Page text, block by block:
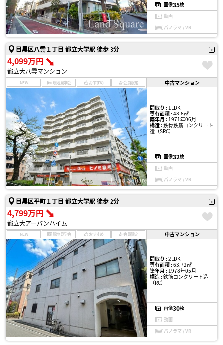
画像35枚
動画
パノラマ / VR
目黒区八雲１丁目 都立大学駅 徒歩 3分
4,099万円
都立大八雲マンション
NEW 現地見学会 おすすめ 会員限定 中古マンション
間取り :1LDK
専有面積 :48.6㎡
築年月 :1971年06月
構造 :鉄骨鉄筋コンクリート
造（SRC）
画像32枚
動画
パノラマ / VR
目黒区平町１丁目 都立大学駅 徒歩 2分
4,799万円
都立大アーバンハイム
NEW 現地見学会 おすすめ 会員限定 中古マンション
間取り :2LDK
専有面積 :63.72㎡
築年月 :1978年05月
構造 :鉄筋コンクリート造
（RC）
画像30枚
動画
パノラマ / VR